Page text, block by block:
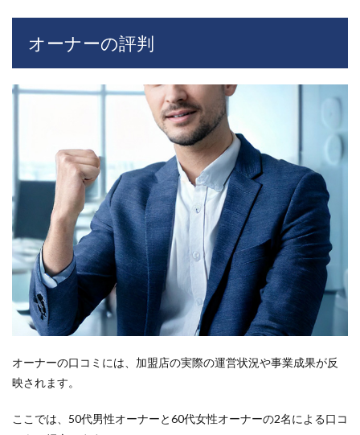
いる
6.2
な経
営
間借
併設
が可
7
いく
らや
のフ
ラン
チャ
イズ
資
初期
8
オーナーの評判
オーナーの口コミには、加盟店の実際の運営状況や事業成果が反
映されます。
ここでは、50代男性オーナーと60代女性オーナーの2名による口コ